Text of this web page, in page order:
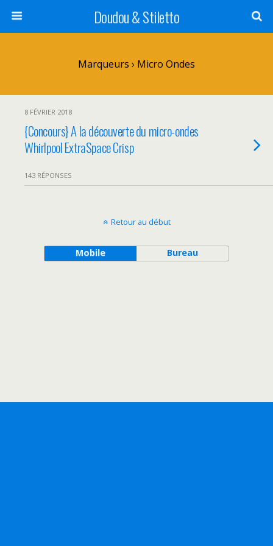
Doudou & Stiletto
Marqueurs › Micro Ondes
8 FÉVRIER 2018
{Concours} A la découverte du micro-ondes
Whirlpool ExtraSpace Crisp
143 RÉPONSES
Retour au début
Mobile Bureau